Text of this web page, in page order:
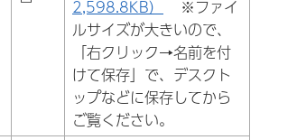
2,598.8KB）
※ファイ
ルサイズが大きいので、
「右クリック→名前を付
けて保存」で、デスクト
ップなどに保存してから
ご覧ください。